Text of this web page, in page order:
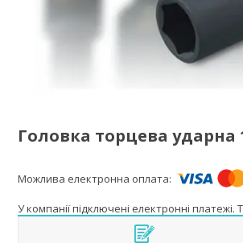
Головка торцева ударна
У компанії підключені електронні